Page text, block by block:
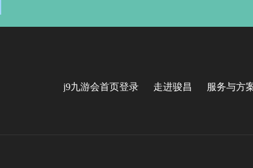
j9九游会首页登录 走进骏昌 服务与方